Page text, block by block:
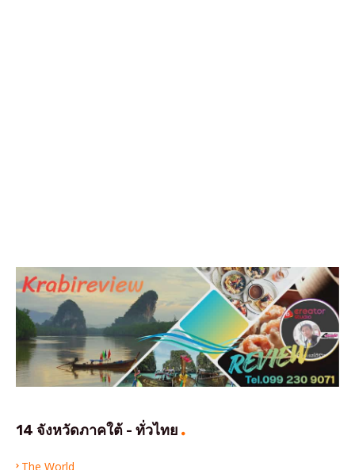
14 จังหวัดภาคใต้ - ทั่วไทย
The World